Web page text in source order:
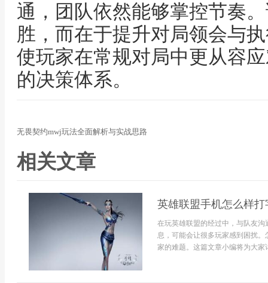
通，团队依然能够掌控节奏
胜，而在于提升对局领会与
使玩家在常规对局中更从容
的决策体系。
无畏契约mwj玩法全面解析与实战思路
相关文章
英雄联盟手机怎么样打
在玩英雄联盟的经过中，与队友
息，可能会让很多玩家感到困扰
家的难题。这篇文章小编将为大家